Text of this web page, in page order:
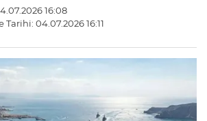
16:08
04.07.2026 16:11